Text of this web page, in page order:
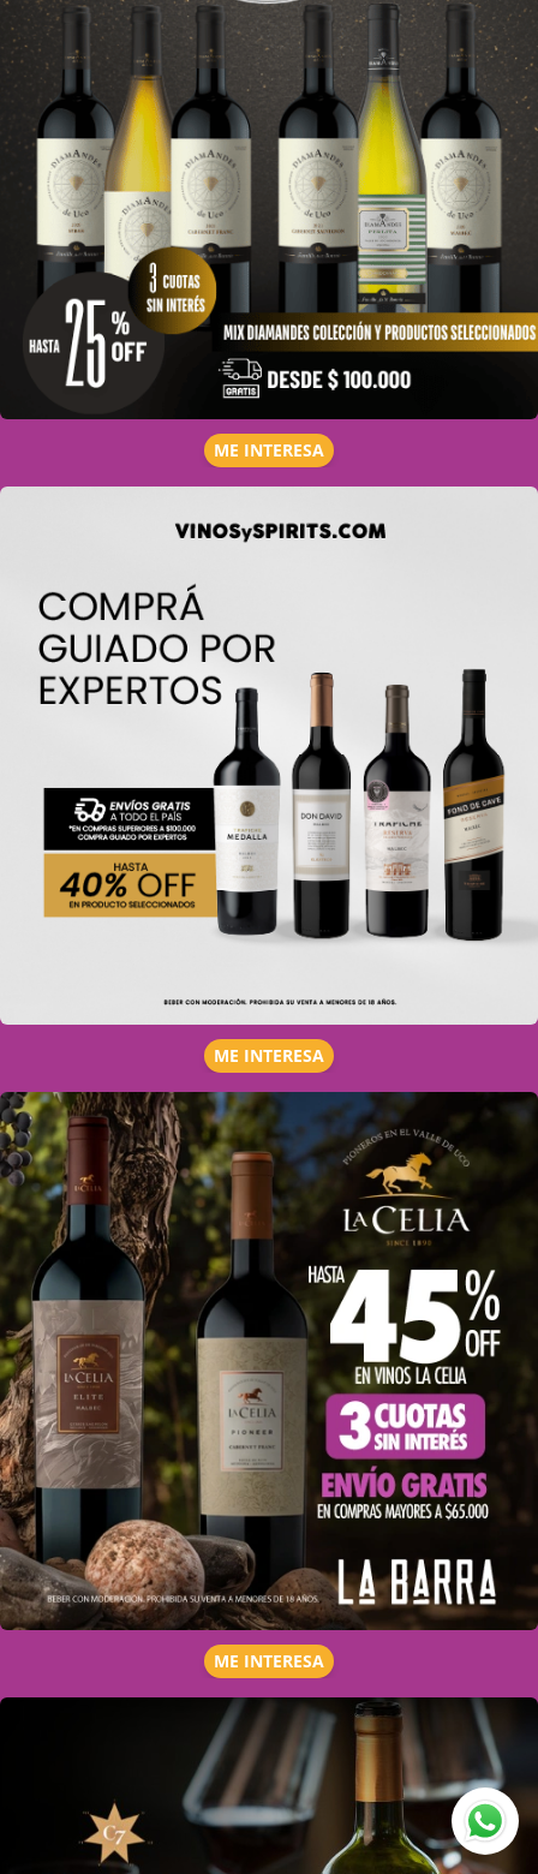
ME INTERESA
ME INTERESA
ME INTERESA